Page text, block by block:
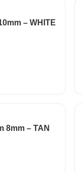
– WHITE
8mm – TAN